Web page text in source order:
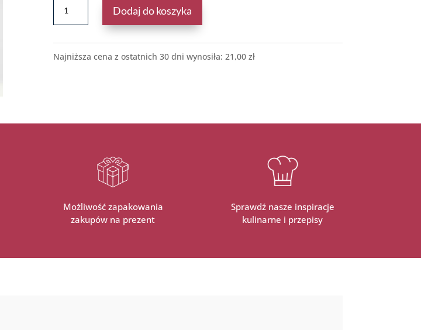
MAKARON
KUKURYDZIANY
BIO
250G
Dodaj do koszyka
Najniższa cena z ostatnich 30 dni wynosiła: 21,00 zł
Możliwość zapakowania
zakupów na prezent
Sprawdź nasze inspiracje
kulinarne i przepisy